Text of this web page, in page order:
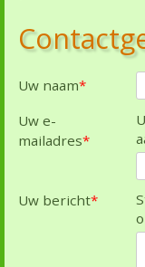
Uw naam*
Uw e-
mailadres*
Uw bericht*